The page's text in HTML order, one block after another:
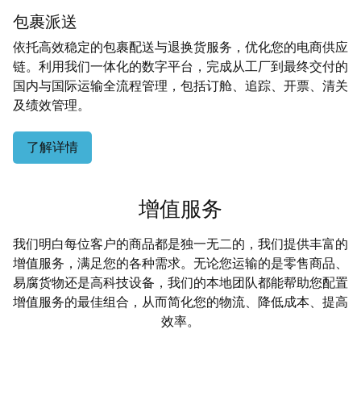
包裹派送
依托高效稳定的包裹配送与退换货服务，优化您的电商供应
链。利用我们一体化的数字平台，完成从工厂到最终交付的
国内与国际运输全流程管理，包括订舱、追踪、开票、清关
及绩效管理。
了解详情
增值服务
我们明白每位客户的商品都是独一无二的，我们提供丰富的
增值服务，满足您的各种需求。无论您运输的是零售商品、
易腐货物还是高科技设备，我们的本地团队都能帮助您配置
增值服务的最佳组合，从而简化您的物流、降低成本、提高
效率。